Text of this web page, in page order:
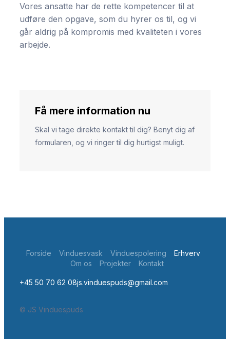
Vores ansatte har de rette kompetencer til at
udføre den opgave, som du hyrer os til, og vi
går aldrig på kompromis med kvaliteten i vores
arbejde.
Få mere information nu
Skal vi tage direkte kontakt til dig? Benyt dig af
formularen, og vi ringer til dig hurtigst muligt.
© JS Vinduespuds
Forside Vinduesvask Vinduespolering
Erhverv
Om os
Projekter Kontakt
+45 50 70 62 08js.vinduespuds@gmail.com